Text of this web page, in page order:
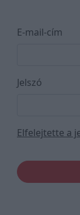
E-mail-cím
Jelszó
Elfelejtette a